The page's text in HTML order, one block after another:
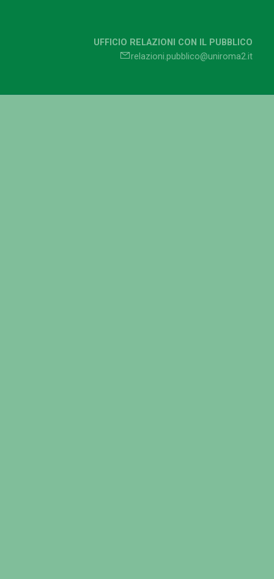
UFFICIO RELAZIONI CON IL PUBBLICO
relazioni.pubblico@uniroma2.it